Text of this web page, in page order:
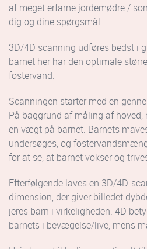
af meget erfarne jordemødre /
dig og dine spørgsmål.
3D/4D scanning udføres bedst i
barnet her har den optimale
fostervand.
Scanningen starter med en
På baggrund af måling af hoved,
en vægt på barnet. Barnets
undersøges, og
for at se, at barnet vokser og
Efterfølgende laves en 3D/4D-
dimension, der giver billedet
jeres barn i virkeligheden. 4D
barnets i bevægelse/live, mens